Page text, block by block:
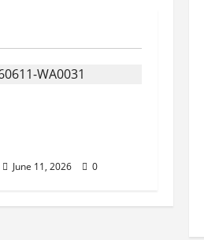
June 11, 2026 0